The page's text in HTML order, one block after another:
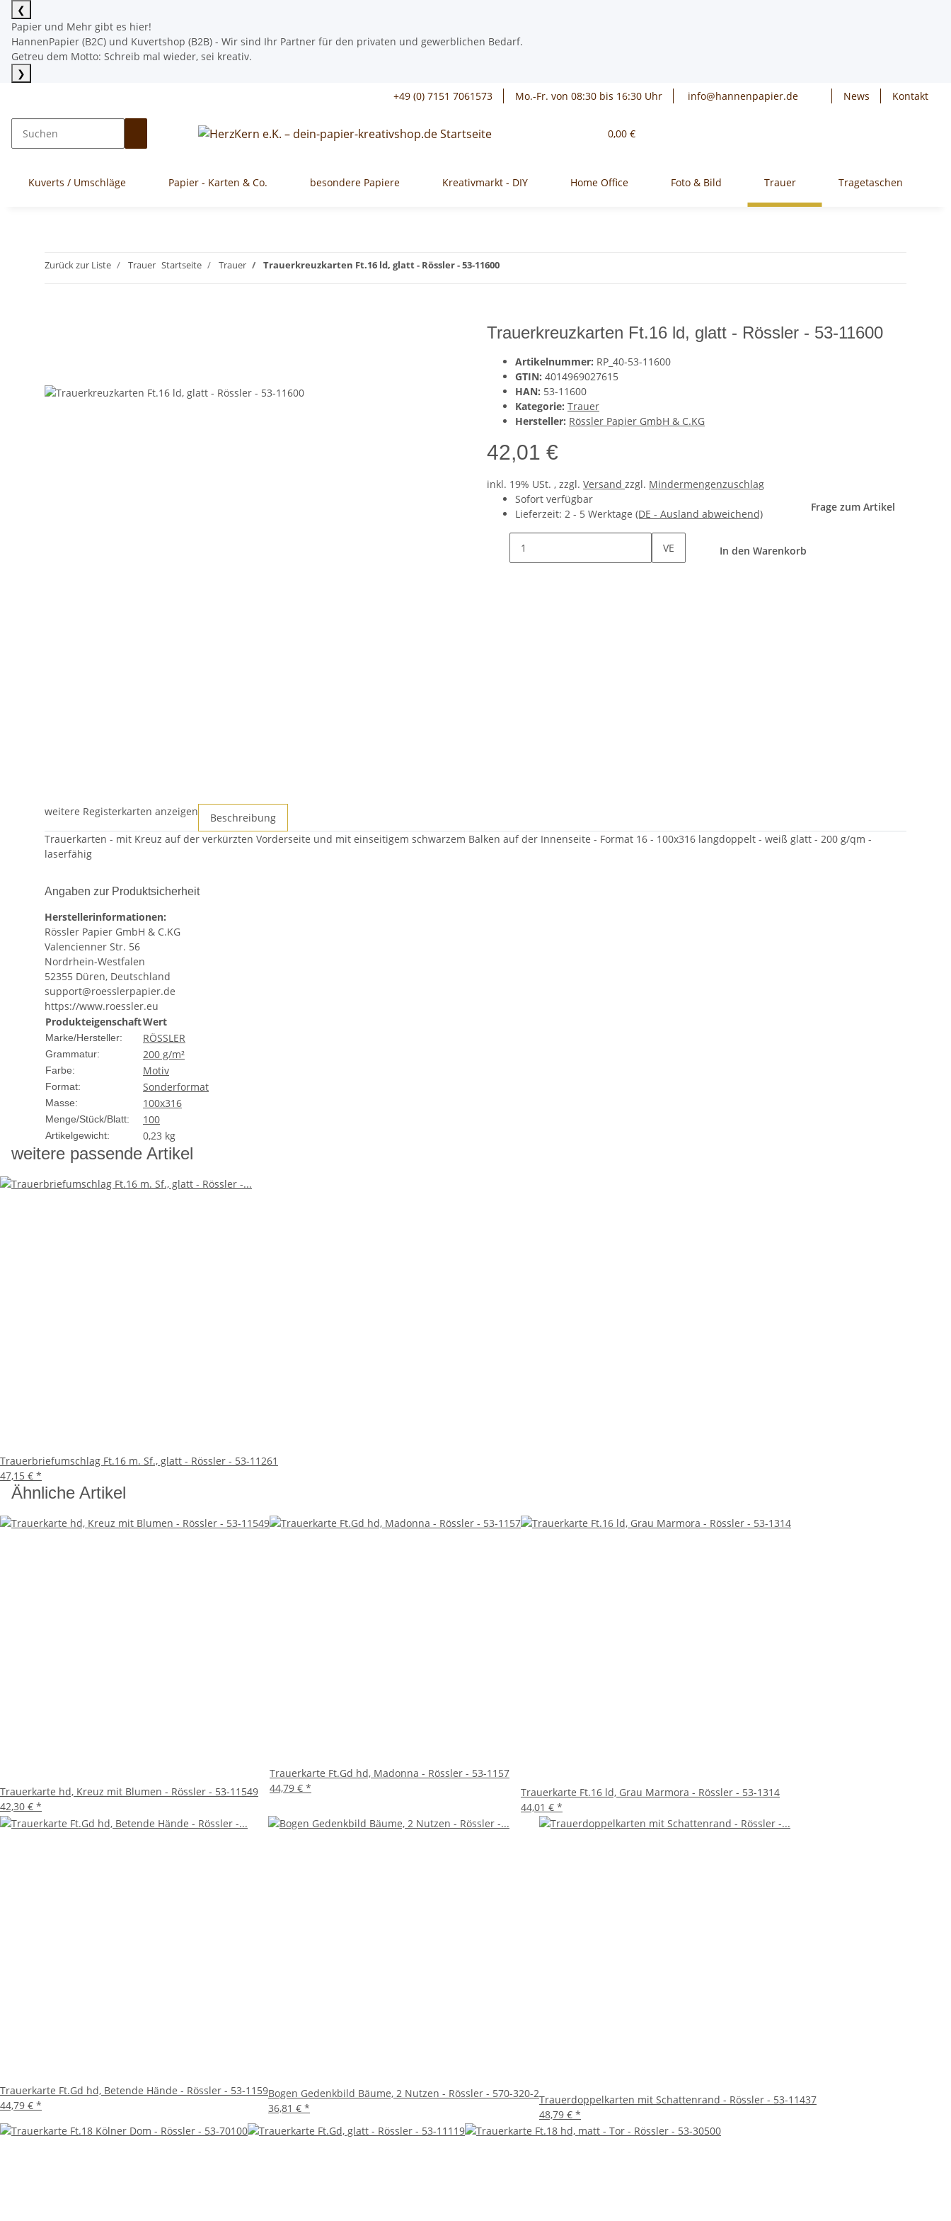
❮
Papier und Mehr gibt es hier!
HannenPapier (B2C) und Kuvertshop (B2B) - Wir sind Ihr Partner für den privaten und gewerblichen Bedarf.
Getreu dem Motto: Schreib mal wieder, sei kreativ.
❯
News
Kontakt
+49 (0) 7151 7061573 Mo.-Fr. von 08:30 bis 16:30 Uhr info@hannenpapier.de
0,00 €
Kuverts / Umschläge Papier - Karten & Co. besondere Papiere Kreativmarkt - DIY Home Office Foto & Bild Trauer Tragetaschen
Zurück zur Liste Trauer Startseite Trauer Trauerkreuzkarten Ft.16 ld, glatt - Rössler - 53-11600
Trauerkreuzkarten Ft.16 ld, glatt - Rössler - 53-11600
Artikelnummer: RP_40-53-11600
GTIN: 4014969027615
HAN: 53-11600
Kategorie: Trauer
Hersteller: Rössler Papier GmbH & C.KG
42,01 €
inkl. 19% USt. , zzgl. Versand zzgl. Mindermengenzuschlag
Sofort verfügbar
Lieferzeit: 2 - 5 Werktage (DE - Ausland abweichend)
Frage zum Artikel
VE In den Warenkorb
weitere Registerkarten anzeigen
Beschreibung
Trauerkarten - mit Kreuz auf der verkürzten Vorderseite und mit einseitigem schwarzem Balken auf der Innenseite - Format 16 - 100x316 langdoppelt - weiß glatt - 200 g/qm -
laserfähig
Angaben zur Produktsicherheit
Herstellerinformationen:
Rössler Papier GmbH & C.KG
Valencienner Str. 56
Nordrhein-Westfalen
52355 Düren, Deutschland
support@roesslerpapier.de
https://www.roessler.eu
ProdukteigenschaftWert
Marke/Hersteller: RÖSSLER
Grammatur: 200 g/m²
Farbe: Motiv
Format: Sonderformat
Masse: 100x316
Menge/Stück/Blatt: 100
Artikelgewicht: 0,23 kg
weitere passende Artikel
Trauerbriefumschlag Ft.16 m. Sf., glatt - Rössler - 53-11261
47,15 € *
Ähnliche Artikel
Trauerkarte hd, Kreuz mit Blumen - Rössler - 53-11549
42,30 € *
Trauerkarte Ft.Gd hd, Madonna - Rössler - 53-1157
44,79 € *
Trauerkarte Ft.16 ld, Grau Marmora - Rössler - 53-1314
44,01 € *
Trauerkarte Ft.Gd hd, Betende Hände - Rössler - 53-1159
44,79 € *
Bogen Gedenkbild Bäume, 2 Nutzen - Rössler - 570-320-2
36,81 € *
Trauerdoppelkarten mit Schattenrand - Rössler - 53-11437
48,79 € *